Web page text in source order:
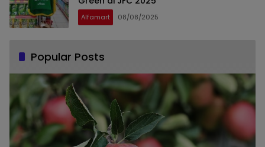
Alfamart 08/08/2025
Popular Posts